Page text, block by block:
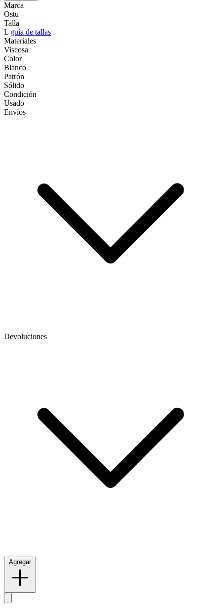
Marca
Ostu
Talla
L guía de tallas
Materiales
Viscosa
Color
Blanco
Patrón
Sólido
Condición
Usado
Envíos
Devoluciones
Agregar